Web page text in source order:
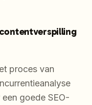
proces van
goede SEO-